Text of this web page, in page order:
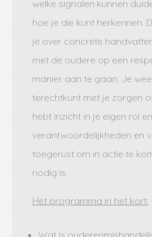
welke signalen kunnen
hoe je die kunt herkennen.
je over concrete
met de oudere op een
manier aan te gaan. Je
terechtkunt met je zorgen
hebt inzicht in je eigen rol en
verantwoordelijkheden en
toegerust om in actie te
nodig is.
Het programma in het kort: